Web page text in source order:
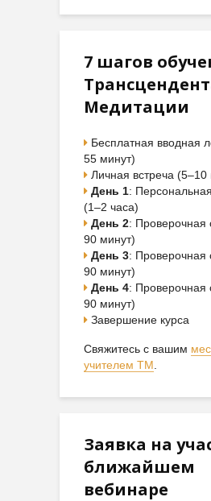
7 шагов
Медитации
Бесплатная вводная
55 минут)
Личная встреча (5–10
День 1:
(1–2 часа)
День 2: Проверочная
90 минут)
День 3: Проверочная
90 минут)
День 4: Проверочная
90 минут)
Завершение курса
Свяжитесь с вашим
учителем ТМ
Заявка на
ближайшем
вебинаре